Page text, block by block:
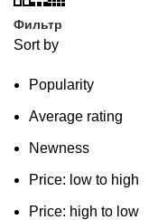
Фильтр
Sort by
Popularity
Average rating
Newness
Price: low to high
Price: high to low